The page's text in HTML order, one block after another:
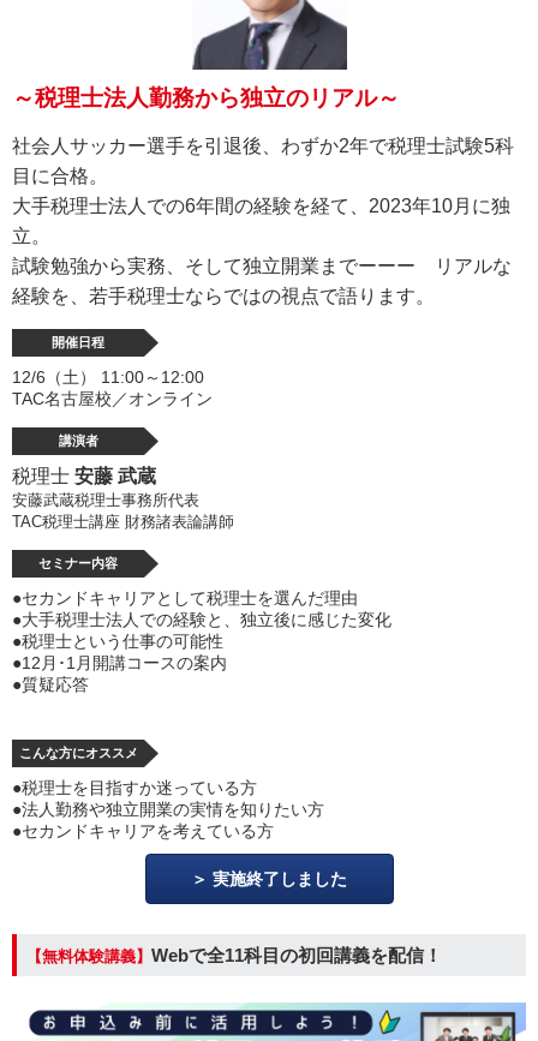
～税理士法人勤務から独立のリアル～
社会人サッカー選手を引退後、わずか2年で税理士試験5科
目に合格。
大手税理士法人での6年間の経験を経て、2023年10月に独
立。
試験勉強から実務、そして独立開業までーーー リアルな
経験を、若手税理士ならではの視点で語ります。
開催日程
12/6（土） 11:00～12:00
TAC名古屋校／オンライン
講演者
税理士 安藤 武蔵
安藤武蔵税理士事務所代表
TAC税理士講座 財務諸表論講師
セミナー内容
●セカンドキャリアとして税理士を選んだ理由
●大手税理士法人での経験と、独立後に感じた変化
●税理士という仕事の可能性
●12月･1月開講コースの案内
●質疑応答
こんな方にオススメ
●税理士を目指すか迷っている方
●法人勤務や独立開業の実情を知りたい方
●セカンドキャリアを考えている方
実施終了しました
【無料体験講義】 Webで全11科目の初回講義を配信！